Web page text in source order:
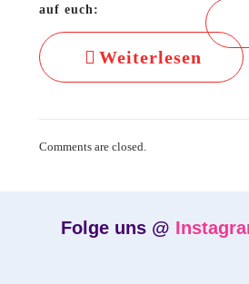
auf euch:
Weiterlesen
Comments are closed.
Folge uns @